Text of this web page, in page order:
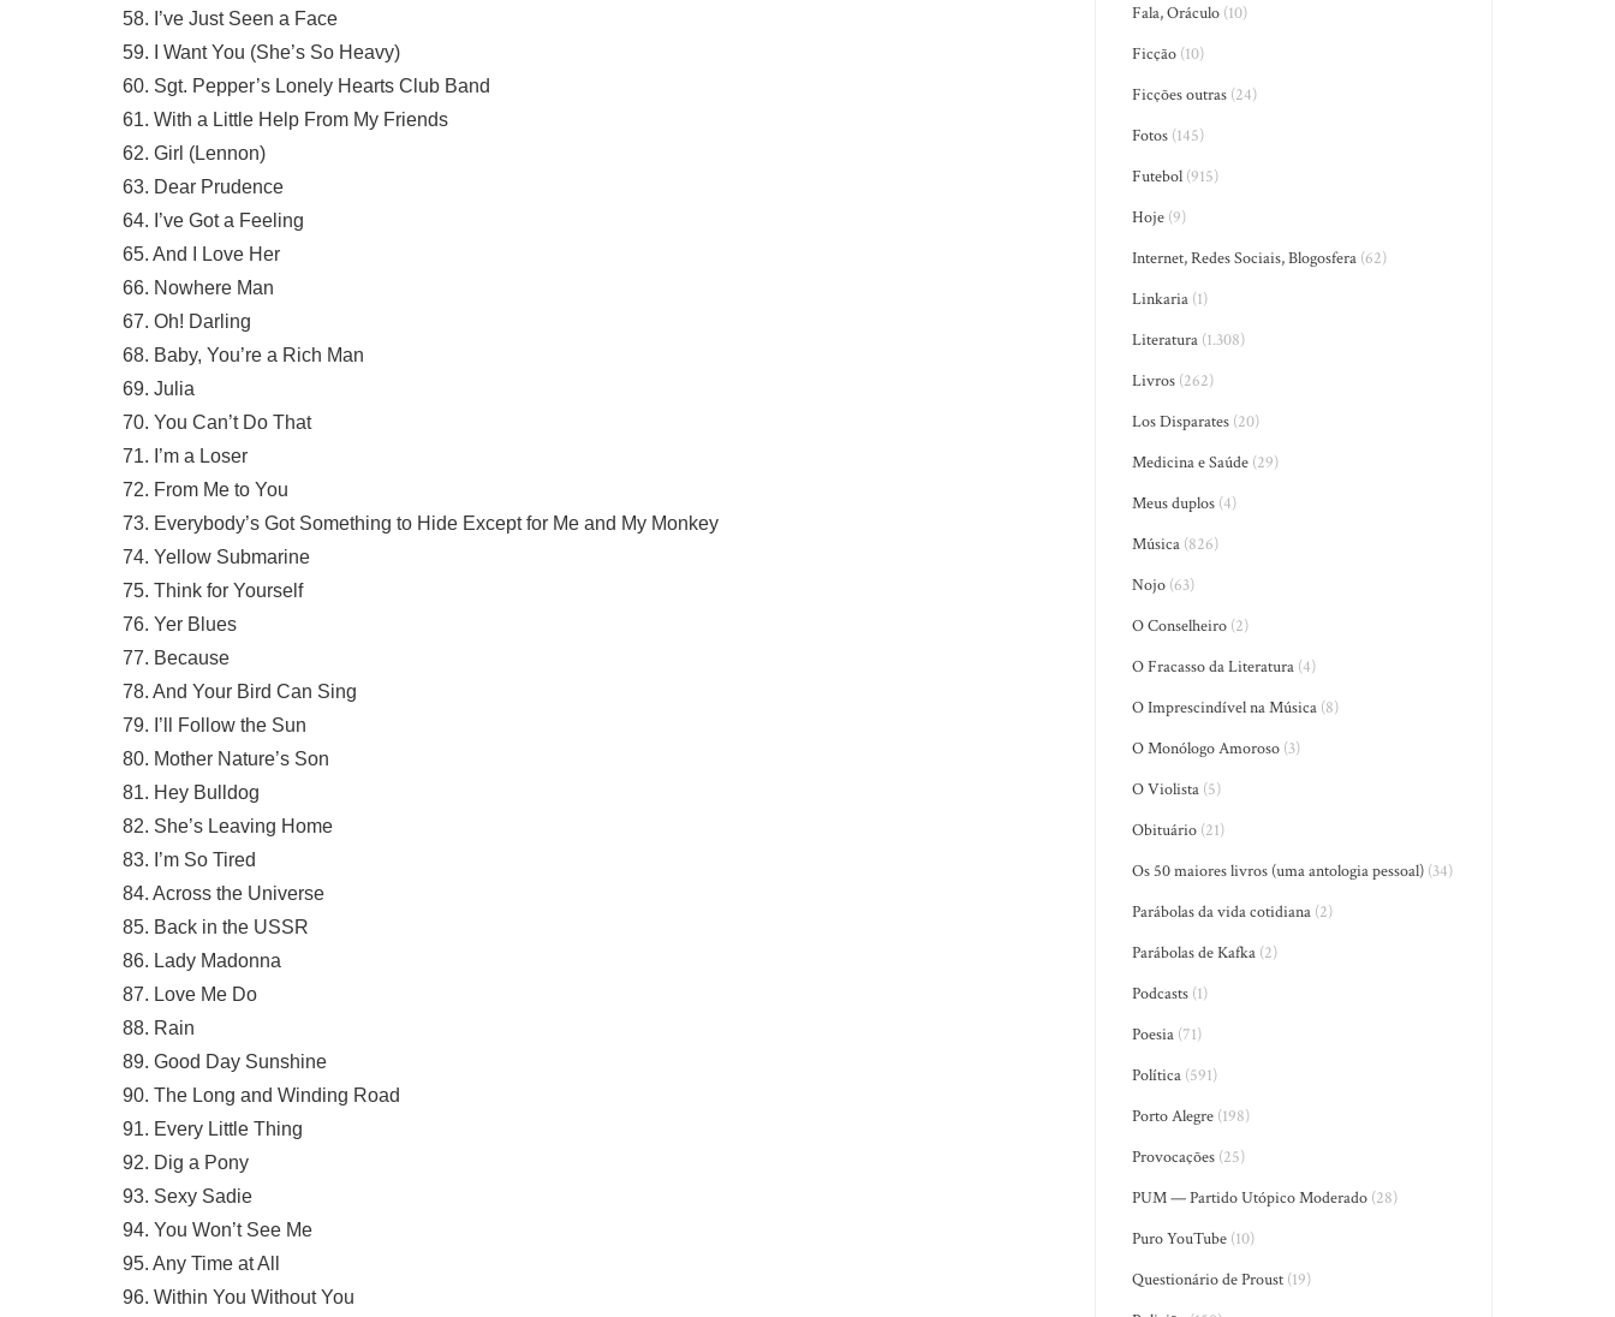
58. I’ve Just Seen a Face
59. I Want You (She’s So Heavy)
60. Sgt. Pepper’s Lonely Hearts Club Band
61. With a Little Help From My Friends
62. Girl (Lennon)
63. Dear Prudence
64. I’ve Got a Feeling
65. And I Love Her
66. Nowhere Man
67. Oh! Darling
68. Baby, You’re a Rich Man
69. Julia
70. You Can’t Do That
71. I’m a Loser
72. From Me to You
73. Everybody’s Got Something to Hide Except for Me and My Monkey
74. Yellow Submarine
75. Think for Yourself
76. Yer Blues
77. Because
78. And Your Bird Can Sing
79. I’ll Follow the Sun
80. Mother Nature’s Son
81. Hey Bulldog
82. She’s Leaving Home
83. I’m So Tired
84. Across the Universe
85. Back in the USSR
86. Lady Madonna
87. Love Me Do
88. Rain
89. Good Day Sunshine
90. The Long and Winding Road
91. Every Little Thing
92. Dig a Pony
93. Sexy Sadie
94. You Won’t See Me
95. Any Time at All
96. Within You Without You
Fala, Oráculo (10)
Ficção (10)
Ficções outras (24)
Fotos (145)
Futebol (915)
Hoje (9)
Internet, Redes Sociais, Blogosfera (62)
Linkaria (1)
Literatura (1.308)
Livros (262)
Los Disparates (20)
Medicina e Saúde (29)
Meus duplos (4)
Música (826)
Nojo (63)
O Conselheiro (2)
O Fracasso da Literatura (4)
O Imprescindível na Música (8)
O Monólogo Amoroso (3)
O Violista (5)
Obituário (21)
Os 50 maiores livros (uma antologia pessoal) (34)
Parábolas da vida cotidiana (2)
Parábolas de Kafka (2)
Podcasts (1)
Poesia (71)
Política (591)
Porto Alegre (198)
Provocações (25)
PUM — Partido Utópico Moderado (28)
Puro YouTube (10)
Questionário de Proust (19)